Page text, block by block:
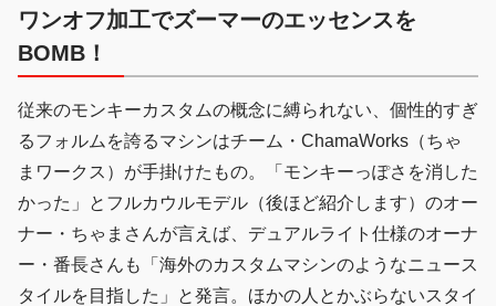
ワンオフ加工でズーマーのエッセンスを
BOMB！
従来のモンキーカスタムの概念に縛られない、個性的すぎ
るフォルムを誇るマシンはチーム・ChamaWorks（ちゃ
まワークス）が手掛けたもの。「モンキーっぽさを消した
かった」とフルカウルモデル（後ほど紹介します）のオー
ナー・ちゃまさんが言えば、デュアルライト仕様のオーナ
ー・番長さんも「海外のカスタムマシンのようなニュース
タイルを目指した」と発言。ほかの人とかぶらないスタイ